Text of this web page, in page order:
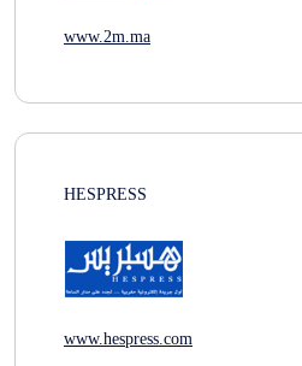
www.2m.ma
HESPRESS
www.hespress.com